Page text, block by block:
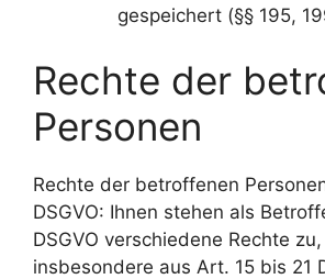
gespeichert (§§ 195,
Rechte der
Personen
Rechte der betroffenen
DSGVO: Ihnen stehen als
DSGVO verschiedene Rechte
insbesondere aus Art. 15 bis 21